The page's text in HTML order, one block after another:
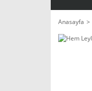
Anasayfa